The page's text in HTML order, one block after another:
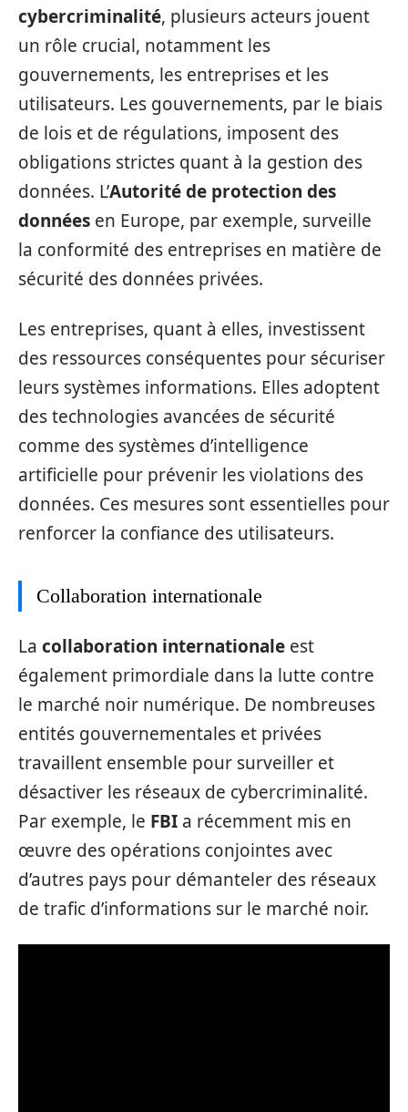
cybercriminalité, plusieurs acteurs jouent
un rôle crucial, notamment les
gouvernements, les entreprises et les
utilisateurs. Les gouvernements, par le biais
de lois et de régulations, imposent des
obligations strictes quant à la gestion des
données. L’Autorité de protection des
données en Europe, par exemple, surveille
la conformité des entreprises en matière de
sécurité des données privées.
Les entreprises, quant à elles, investissent
des ressources conséquentes pour sécuriser
leurs systèmes informations. Elles adoptent
des technologies avancées de sécurité
comme des systèmes d’intelligence
artificielle pour prévenir les violations des
données. Ces mesures sont essentielles pour
renforcer la confiance des utilisateurs.
Collaboration internationale
La collaboration internationale est
également primordiale dans la lutte contre
le marché noir numérique. De nombreuses
entités gouvernementales et privées
travaillent ensemble pour surveiller et
désactiver les réseaux de cybercriminalité.
Par exemple, le FBI a récemment mis en
œuvre des opérations conjointes avec
d’autres pays pour démanteler des réseaux
de trafic d’informations sur le marché noir.